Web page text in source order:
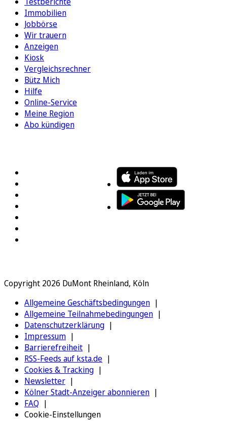
Immobilien
Jobbörse
Wir trauern
Anzeigen
Kiosk
Vergleichsrechner
Bütz Mich
Hilfe
Online-Service
Meine Region
Abo kündigen
Copyright 2026 DuMont Rheinland, Köln
Allgemeine Geschäftsbedingungen
Allgemeine Teilnahmebedingungen
Datenschutzerklärung
Impressum
Barrierefreiheit
RSS-Feeds auf ksta.de
Cookies & Tracking
Newsletter
Kölner Stadt-Anzeiger abonnieren
FAQ
Cookie-Einstellungen